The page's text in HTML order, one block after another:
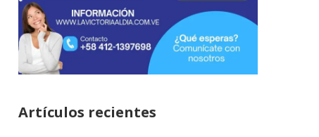
Artículos recientes